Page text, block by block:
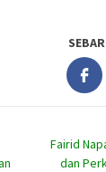
Fairid
dan